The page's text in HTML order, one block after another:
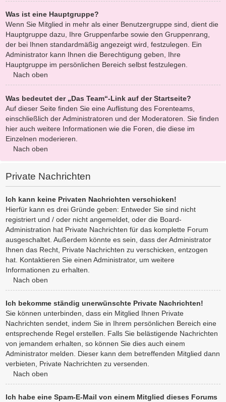
Was ist eine Hauptgruppe?
Wenn Sie Mitglied in mehr als einer Benutzergruppe sind, dient die
Hauptgruppe dazu, Ihre Gruppenfarbe sowie den Gruppenrang,
der bei Ihnen standardmäßig angezeigt wird, festzulegen. Ein
Administrator kann Ihnen die Berechtigung geben, Ihre
Hauptgruppe im persönlichen Bereich selbst festzulegen.
Nach oben
Was bedeutet der „Das Team“-Link auf der Startseite?
Auf dieser Seite finden Sie eine Auflistung des Forenteams,
einschließlich der Administratoren und der Moderatoren. Sie finden
hier auch weitere Informationen wie die Foren, die diese im
Einzelnen moderieren.
Nach oben
Private Nachrichten
Ich kann keine Privaten Nachrichten verschicken!
Hierfür kann es drei Gründe geben: Entweder Sie sind nicht
registriert und / oder nicht angemeldet, oder die Board-
Administration hat Private Nachrichten für das komplette Forum
ausgeschaltet. Außerdem könnte es sein, dass der Administrator
Ihnen das Recht, Private Nachrichten zu verschicken, entzogen
hat. Kontaktieren Sie einen Administrator, um weitere
Informationen zu erhalten.
Nach oben
Ich bekomme ständig unerwünschte Private Nachrichten!
Sie können unterbinden, dass ein Mitglied Ihnen Private
Nachrichten sendet, indem Sie in Ihrem persönlichen Bereich eine
entsprechende Regel erstellen. Falls Sie belästigende Nachrichten
von jemandem erhalten, so können Sie dies auch einem
Administrator melden. Dieser kann dem betreffenden Mitglied dann
verbieten, Private Nachrichten zu versenden.
Nach oben
Ich habe eine Spam-E-Mail von einem Mitglied dieses Forums